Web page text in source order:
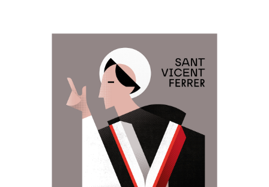
Solidario de Coros Infantiles y
Juveniles de Canciones de
Navidad, que tendrá lugar el 17
de diciembre, a las 11:30 horas,
en la Parroquia universitaria de
San José (PP. Capuchinos), en la
C./ Cirilo Amorós 67, de
Valencia. Este…
LLegir noticia